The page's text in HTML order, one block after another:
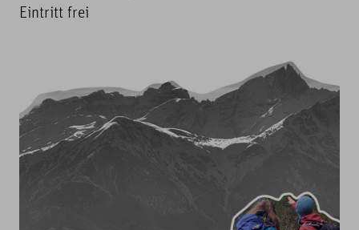
Eintritt frei